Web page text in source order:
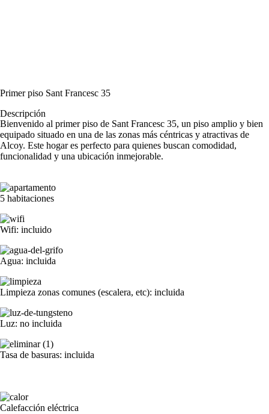
Primer piso Sant Francesc 35
Descripción
Bienvenido al primer piso de Sant Francesc 35, un piso amplio y bien
equipado situado en una de las zonas más céntricas y atractivas de
Alcoy. Este hogar es perfecto para quienes buscan comodidad,
funcionalidad y una ubicación inmejorable.
5 habitaciones
Wifi: incluido
Agua: incluida
Limpieza zonas comunes (escalera, etc): incluida
Luz: no incluida
Tasa de basuras: incluida
Calefacción eléctrica